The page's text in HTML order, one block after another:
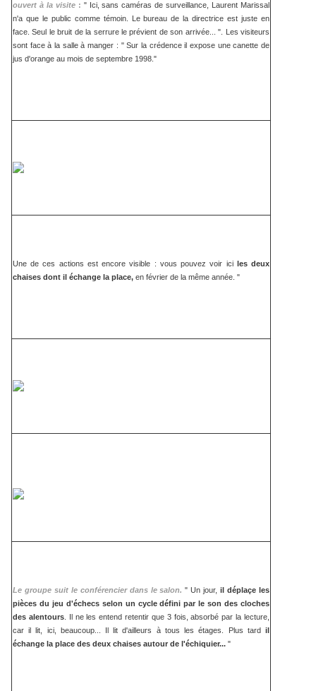
ouvert à la visite: " Ici, sans caméras de surveillance, Laurent Marissal
n'a que le public comme témoin. Le bureau de la directrice est juste en
face. Seul le bruit de la serrure le prévient de son arrivée... ". Les visiteurs
sont face à la salle à manger : " Sur la crédence il expose une canette de
jus d'orange au mois de septembre 1998."
Une de ces actions est encore visible : vous pouvez voir ici les deux
chaises dont il échange la place, en février de la même année. "
Le groupe suit le conférencier dans le salon. " Un jour,il déplaçe les
pièces du jeu d'échecs selon un cycle défini par le son des cloches
des alentours. Il ne les entend retentir que 3 fois, absorbé par la lecture,
car il lit, ici, beaucoup... Il lit d'ailleurs à tous les étages. Plus tard il
échange la place des deux chaises autour de l'échiquier... "